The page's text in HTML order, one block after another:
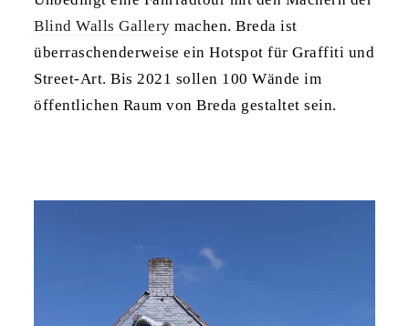
Blind Walls Gallery machen. Breda ist
überraschenderweise ein Hotspot für Graffiti und
Street-Art. Bis 2021 sollen 100 Wände im
öffentlichen Raum von Breda gestaltet sein.